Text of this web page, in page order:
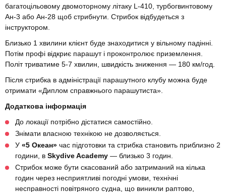
багатоцільовому двомоторному літаку L-410, турбогвинтовому
Ан-3 або Ан-28 щоб стрибнути. Стрибок відбудеться з
інструктором.
Близько 1 хвилини клієнт буде знаходитися у вільному падінні.
Потім профі відкриє парашут і проконтролює приземлення.
Політ триватиме 5-7 хвилин, швидкість зниження — 180 км/год.
Після стрибка в адміністрації парашутного клубу можна буде
отримати «Диплом справжнього парашутиста».
Додаткова інформація
До локації потрібно дістатися самостійно.
Знімати власною технікою не дозволяється.
У «5 Океан» час підготовки та стрибка становить приблизно 2
години, в Skydive Academy — близько 3 годин.
Стрибок може бути скасований або затриманий на кілька
годин через несприятливі погодні умови, технічні
несправності повітряного судна, що виникли раптово,